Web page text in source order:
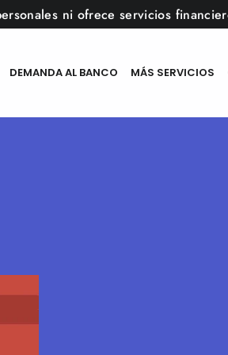
ni ofrece servicios
DEMANDA AL BANCO MÁS SERVICIOS